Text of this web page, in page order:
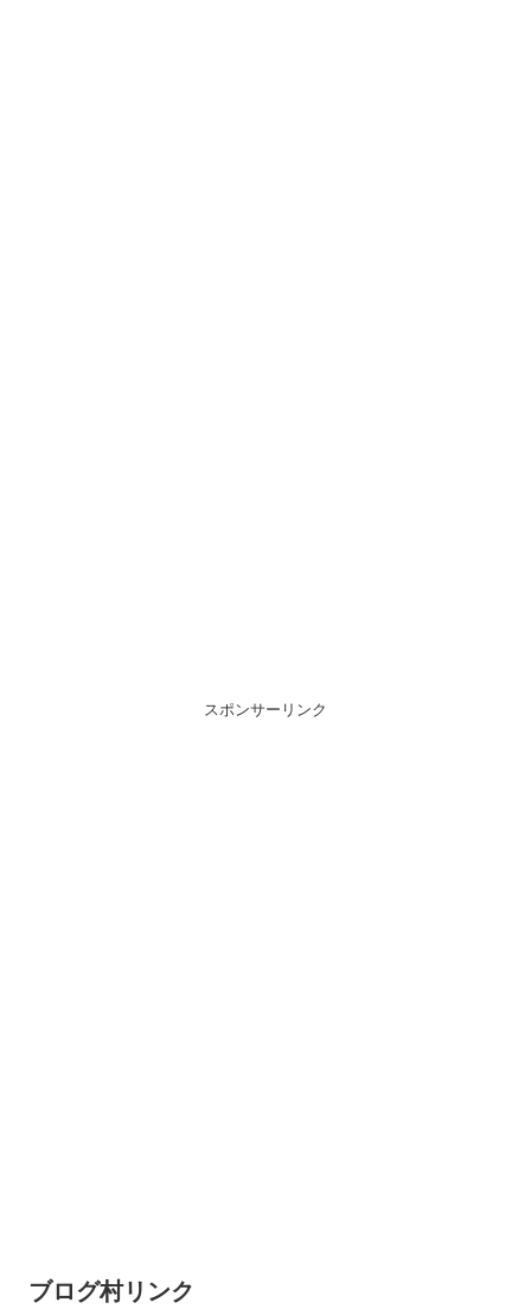
スポンサーリンク
ブログ村リンク